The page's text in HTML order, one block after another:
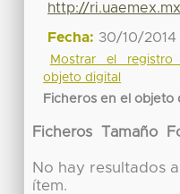
http://
Fecha: 30/10/2014
Mostrar el registro
objeto digital
Ficheros en el objeto
Ficheros Tamaño
No hay resultados
ítem.